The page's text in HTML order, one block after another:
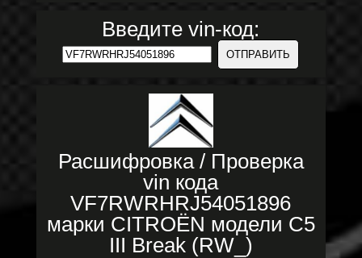
Введите vin-код:
Расшифровка / Проверка
vin кода
VF7RWRHRJ54051896
марки CITROËN модели C5
III Break (RW_)